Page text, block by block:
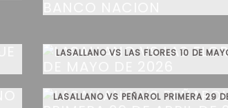
LASALLANO VS LAS FLORES 10 DE